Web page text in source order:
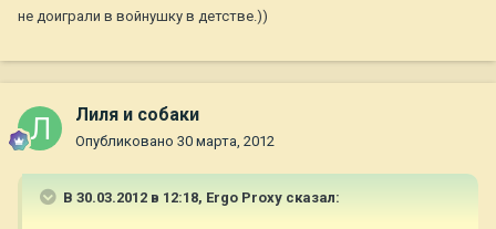
не доиграли в войнушку в детстве.))
Лиля и собаки
Опубликовано 30 марта, 2012
В 30.03.2012 в 12:18, Ergo Proxy сказал: